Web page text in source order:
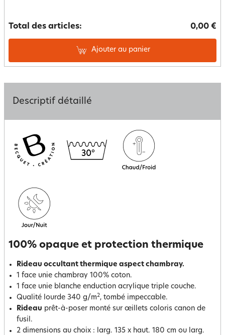
Total des articles: 0,00 €
Ajouter au panier
Descriptif détaillé
100% opaque et protection thermique
Rideau occultant thermique aspect chambray.
1 face unie chambray 100% coton.
1 face unie blanche enduction acrylique triple couche.
Qualité lourde 340 g/m2, tombé impeccable.
Rideau prêt-à-poser monté sur œillets coloris canon de
fusil.
2 dimensions au choix : larg. 135 x haut. 180 cm ou larg.